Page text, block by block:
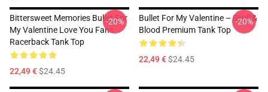
Bittersweet Memories Bullet For
My Valentine Love You Fans
Racerback Tank Top
22,49 €$24.45
-20%
Bullet For My Valentine – Skull &
Blood Premium Tank Top
22,49 €$24.45
-20%